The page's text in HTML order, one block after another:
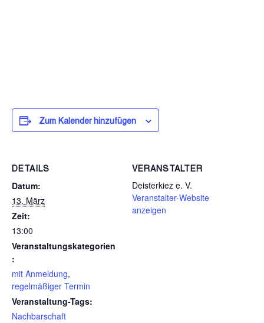
Zum Kalender hinzufügen
DETAILS
Datum:
13. März
Zeit:
13:00
Veranstaltungskategorien
:
mit Anmeldung,
regelmäßiger Termin
Veranstaltung-Tags:
Nachbarschaft
VERANSTALTER
Deisterkiez e. V.
Veranstalter-Website
anzeigen